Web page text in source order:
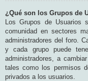
¿Qué son los Grupos de
Los Grupos de Usuarios
comunidad en sectores
administradores del foro.
y cada grupo puede
administradores, a
tales como los permisos
privados a los usuarios.